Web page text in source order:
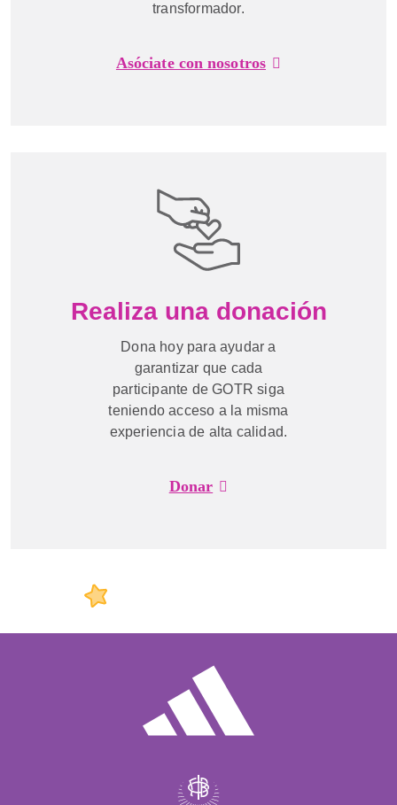
transformador.
Asóciate con nosotros
Realiza una donación
Dona hoy para ayudar a
garantizar que cada
participante de GOTR siga
teniendo acceso a la misma
experiencia de alta calidad.
Donar